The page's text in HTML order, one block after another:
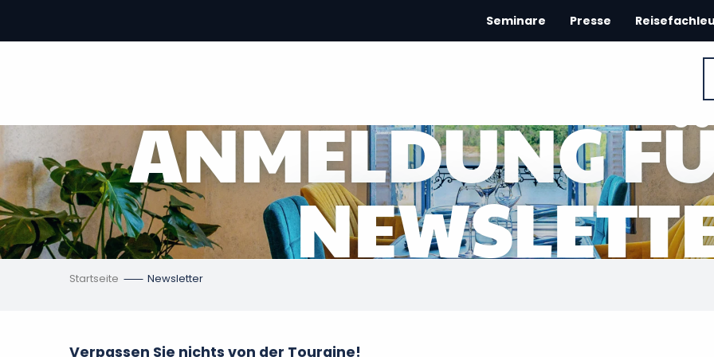
contenu
Seminare Presse
ANMELDUNG
Startseite Newsletter
Verpassen Sie nichts von der Touraine!